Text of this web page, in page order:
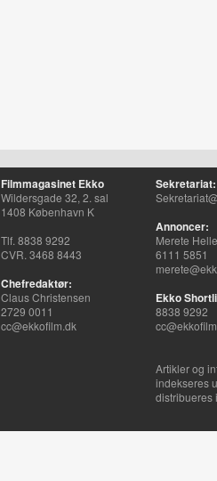
Filmmagasinet Ekko
Wildersgade 32, 2. sal
1408 København K
Tlf. 8838 9292
CVR. 3468 8443
Chefredaktør:
Claus Christensen
2729 0011
cc@ekkofilm.dk
Sekretariat:
Annoncer:
Merete
6111 5851
Ekko
8838 9292
Artikler og
indekseres
distribueres